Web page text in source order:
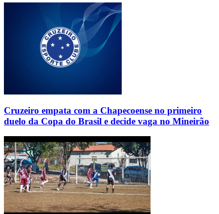
Cruzeiro empata com a Chapecoense no primeiro
duelo da Copa do Brasil e decide vaga no Mineirão